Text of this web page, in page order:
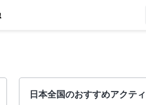
日本全国のおすすめアクテ